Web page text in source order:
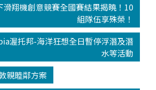
滑翔機創意競賽全國賽結果揭曉！10
組隊伍享殊榮！
渥托邦-海洋狂想全日暫停浮潛及潛
水等活動
親睦鄰方案